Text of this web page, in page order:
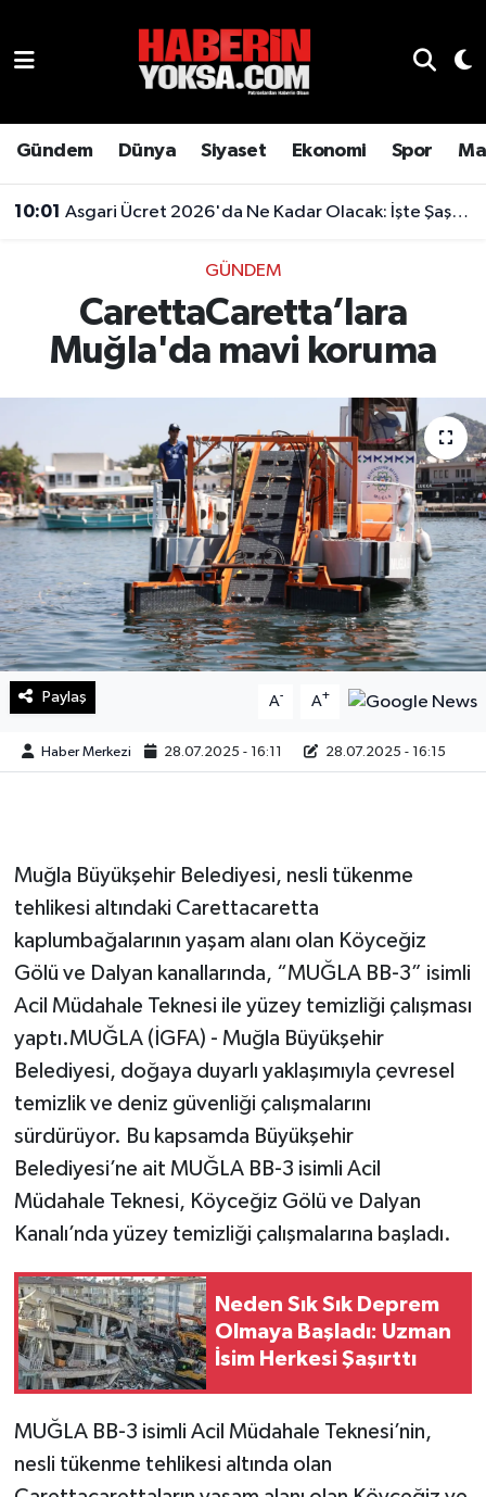
Gündem Dünya Siyaset Ekonomi Spor
10:01 Asgari Ücret 2026'da Ne Kadar Olacak: İşte Şaşırtan Rakam
GÜNDEM
CarettaCaretta’lara
Muğla'da mavi koruma
Paylaş A- A+
Haber Merkezi 28.07.2025 - 16:11 28.07.2025 - 16:15
Muğla Büyükşehir Belediyesi, nesli tükenme
tehlikesi altındaki Carettacaretta
kaplumbağalarının yaşam alanı olan Köyceğiz
Gölü ve Dalyan kanallarında, “MUĞLA BB-3” isimli
Acil Müdahale Teknesi ile yüzey temizliği çalışması
yaptı.MUĞLA (İGFA) - Muğla Büyükşehir
Belediyesi, doğaya duyarlı yaklaşımıyla çevresel
temizlik ve deniz güvenliği çalışmalarını
sürdürüyor. Bu kapsamda Büyükşehir
Belediyesi’ne ait MUĞLA BB-3 isimli Acil
Müdahale Teknesi, Köyceğiz Gölü ve Dalyan
Kanalı’nda yüzey temizliği çalışmalarına başladı.
Neden Sık Sık Deprem
Olmaya Başladı: Uzman
İsim Herkesi Şaşırttı
MUĞLA BB-3 isimli Acil Müdahale Teknesi’nin,
nesli tükenme tehlikesi altında olan
Genel
Gündem
Otomobil
Sağlık
Teknoloji
Yaşam
Hava Durumu
Son Dakika Haberleri
Haber Arşivi